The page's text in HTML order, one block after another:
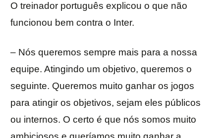
O treinador português explicou o que não
funcionou bem contra o Inter.
– Nós queremos sempre mais para a nossa
equipe. Atingindo um objetivo, queremos o
seguinte. Queremos muito ganhar os jogos
para atingir os objetivos, sejam eles públicos
ou internos. O certo é que nós somos muito